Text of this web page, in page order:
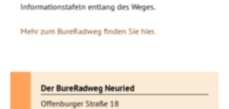
Informationstafeln entlang des Weges.
Mehr zum BureRadweg finden Sie hier.
Der BureRadweg Neuried
Offenburger Straße 18